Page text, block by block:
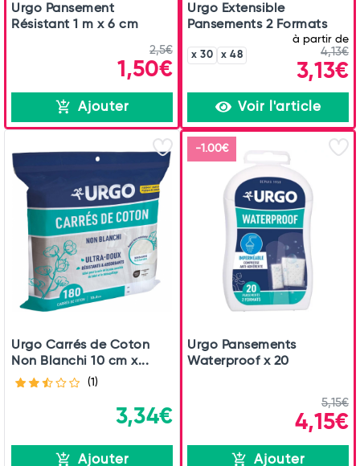
Urgo Pansement
Résistant 1 m x 6 cm
2,5€
1,50€
Ajouter
Urgo Extensible
Pansements 2 Formats
x 30 x 48
à partir de
4,13€
3,13€
Voir l'article
Urgo Carrés de Coton
Non Blanchi 10 cm x...
(1)
3,34€
Ajouter
-1.00€
Urgo Pansements
Waterproof x 20
5,15€
4,15€
Ajouter